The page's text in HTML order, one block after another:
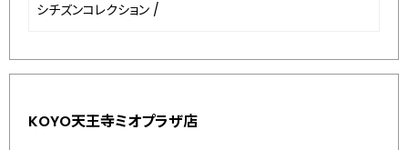
シチズンコレクション /
KOYO天王寺ミオプラザ店